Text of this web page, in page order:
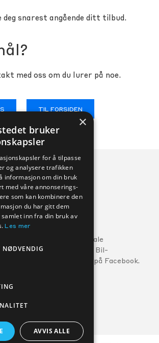
snarest angående ditt tilbud.
med oss om du lurer på noe.
TIL FORSIDEN
Følg din lokale
Kverneland Bil-
forhandler på Facebook.
×
bruker
for å tilpasse
og analysere trafikken
informasjon om din bruk
med våre annonserings-
som kan kombinere den
du har gitt dem
inn fra din bruk av
Les mer
NØDVENDIG
AVVIS ALLE